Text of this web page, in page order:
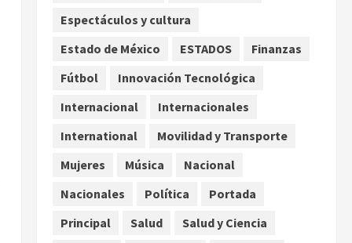
4
Estudio en Science vincula el
consumo de fruta ancestral
humano
agosto 7, 2026
Internacional
EE.UU. amplía revisión de
de periodistas y ciertos
Canadá
agosto 7, 2026
Espectáculos y cultura
Estado de México
ESTADOS
Finanzas
Fútbol
Innovación Tecnológica
Internacional
Internacionales
International
Movilidad y Transporte
Mujeres
Música
Nacional
Nacionales
Política
Portada
Principal
Salud
Salud y Ciencia